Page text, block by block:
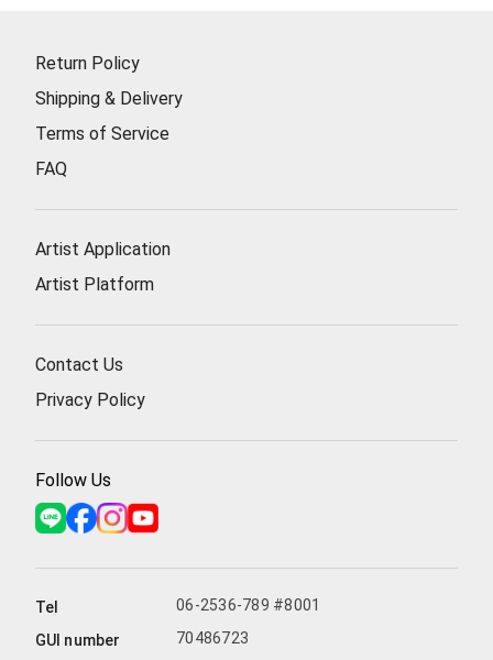
自己的心靈之旅，也是一種分享，一種療癒觀眾心靈的方
式。當我們欣賞她的作品時，我們也能夠感受到那種療癒
的力量，進入一個美好而寧靜的當下。
在這變化莫測的宇宙中，Su的畫作是一個真實和夢幻的交
融，一個想像的世界。她用畫筆捕捉那一瞬間的美好，讓
我們在她的作品中感受到無盡的美麗。她的藝術作品是一
個瞬間的凝固，一個永恆的留念，一種心靈的療癒。
Return Policy
Shipping & Delivery
Terms of Service
FAQ
Artist Application
Artist Platform
Contact Us
Privacy Policy
Follow Us
Tel
06-2536-789 #8001
GUI number
70486723